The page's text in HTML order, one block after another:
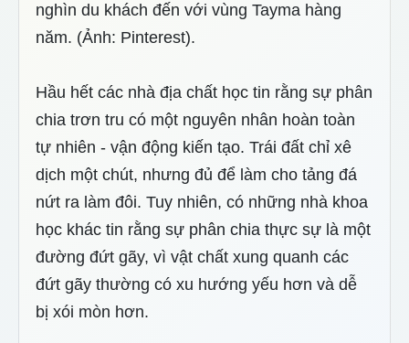
nghìn du khách đến với vùng Tayma hàng
năm. (Ảnh: Pinterest).
Hầu hết các nhà địa chất học tin rằng sự phân
chia trơn tru có một nguyên nhân hoàn toàn
tự nhiên - vận động kiến tạo. Trái đất chỉ xê
dịch một chút, nhưng đủ để làm cho tảng đá
nứt ra làm đôi. Tuy nhiên, có những nhà khoa
học khác tin rằng sự phân chia thực sự là một
đường đứt gãy, vì vật chất xung quanh các
đứt gãy thường có xu hướng yếu hơn và dễ
bị xói mòn hơn.